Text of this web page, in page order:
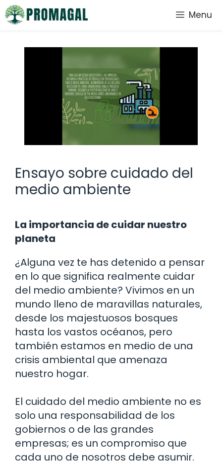
Saltar
al
Menu
Ensayo sobre cuidado del
medio ambiente
La importancia de cuidar nuestro
planeta
¿Alguna vez te has detenido a pensar
en lo que significa realmente cuidar
del medio ambiente? Vivimos en un
mundo lleno de maravillas naturales,
desde los majestuosos bosques
hasta los vastos océanos, pero
también estamos en medio de una
crisis ambiental que amenaza
nuestro hogar.
El cuidado del medio ambiente no es
solo una responsabilidad de los
gobiernos o de las grandes
empresas; es un compromiso que
cada uno de nosotros debe asumir.